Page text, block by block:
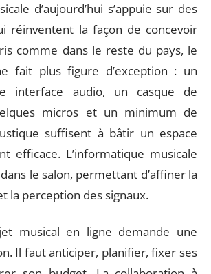
d’aujourd’hui s’appuie sur des
réinventent la façon de concevoir
comme dans le reste du pays, le
fait plus figure d’exception : un
interface audio, un casque de
micros et un minimum de
suffisent à bâtir un espace
efficace. L’informatique musicale
le salon, permettant d’affiner la
la perception des signaux.
musical en ligne demande une
Il faut anticiper, planifier, fixer ses